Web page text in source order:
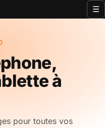
☰
à
pour toutes vos